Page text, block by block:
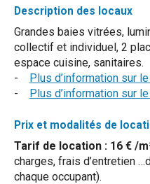
Description des locaux
Grandes baies vitrées,
collectif et individuel, 2
espace cuisine, sanitaires.
- Plus d’information sur
- Plus d’information sur
Prix et modalités de
Tarif de location : 16 € /
charges, frais d’entretien
chaque occupant).